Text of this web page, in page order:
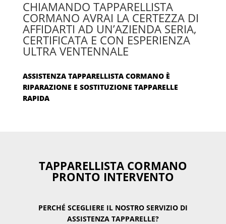
CHIAMANDO TAPPARELLISTA
CORMANO AVRAI LA CERTEZZA DI
AFFIDARTI AD UN’AZIENDA SERIA,
CERTIFICATA E CON ESPERIENZA
ULTRA VENTENNALE
ASSISTENZA TAPPARELLISTA CORMANO È
RIPARAZIONE E SOSTITUZIONE TAPPARELLE
RAPIDA
TAPPARELLISTA CORMANO
PRONTO INTERVENTO
PERCHÉ SCEGLIERE IL NOSTRO SERVIZIO DI
ASSISTENZA TAPPARELLE?